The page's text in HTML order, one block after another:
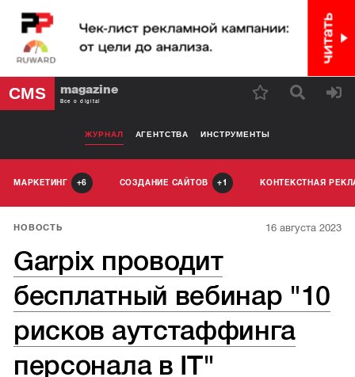
CMS magazine
Все о digital
ЖУРНАЛ АГЕНТСТВА ИНСТРУМЕНТЫ
МАРКЕТИНГ 6 СОЗДАНИЕ САЙТОВ 1 КОНТЕКСТНАЯ
НОВОСТЬ 16 августа 2023
Garpix проводит
бесплатный вебинар "10
рисков аутстаффинга
персонала в IT"